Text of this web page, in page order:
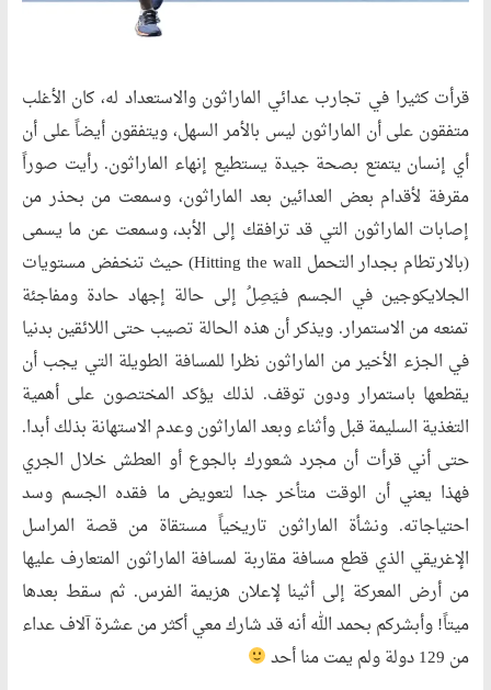
قرأت كثيرا في تجارب عدائي الماراثون والاستعداد له، كان الأغلب
متفقون على أن الماراثون ليس بالأمر السهل، ويتفقون أيضاً على أن
أي إنسان يتمتع بصحة جيدة يستطيع إنهاء الماراثون. رأيت صوراً
مقرفة لأقدام بعض العدائين بعد الماراثون، وسمعت من بحذر من
إصابات الماراثون التي قد ترافقك إلى الأبد، وسمعت عن ما يسمى
(بالارتطام بجدار التحمل Hitting the wall) حيث تنخفض مستويات
الجلايكوجين في الجسم فـيَصِلُ إلى حالة إجهاد حادة ومفاجئة
تمنعه من الاستمرار. ويذكر أن هذه الحالة تصيب حتى اللائقين بدنيا
في الجزء الأخير من الماراثون نظرا للمسافة الطويلة التي يجب أن
يقطعها باستمرار ودون توقف. لذلك يؤكد المختصون على أهمية
التغذية السليمة قبل وأثناء وبعد الماراثون وعدم الاستهانة بذلك أبدا.
حتى أني قرأت أن مجرد شعورك بالجوع أو العطش خلال الجري
فهذا يعني أن الوقت متأخر جدا لتعويض ما فقده الجسم وسد
احتياجاته. ونشأة الماراثون تاريخياً مستقاة من قصة المراسل
الإغريقي الذي قطع مسافة مقاربة لمسافة الماراثون المتعارف عليها
من أرض المعركة إلى أثينا لإعلان هزيمة الفرس. ثم سقط بعدها
ميتاً! وأبشركم بحمد الله أنه قد شارك معي أكثر من عشرة آلاف عداء
من 129 دولة ولم يمت منا أحد